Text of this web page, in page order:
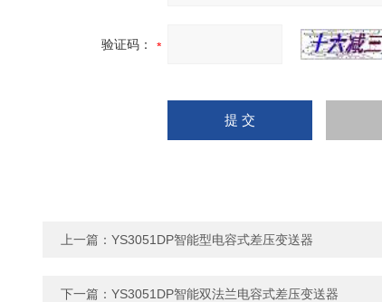
验证码：
上一篇： YS3051DP智能型电容式差压变送器
下一篇： YS3051DP智能双法兰电容式差压变送器